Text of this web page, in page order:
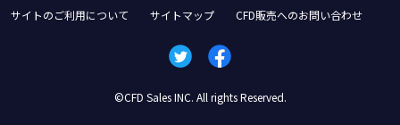
サイトのご利用について
サイトマップ CFD販売へのお問い合わせ
©CFD Sales INC. All rights Reserved.